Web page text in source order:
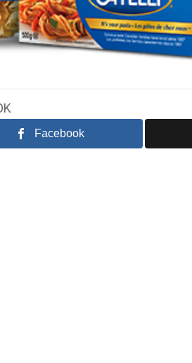
Facebook